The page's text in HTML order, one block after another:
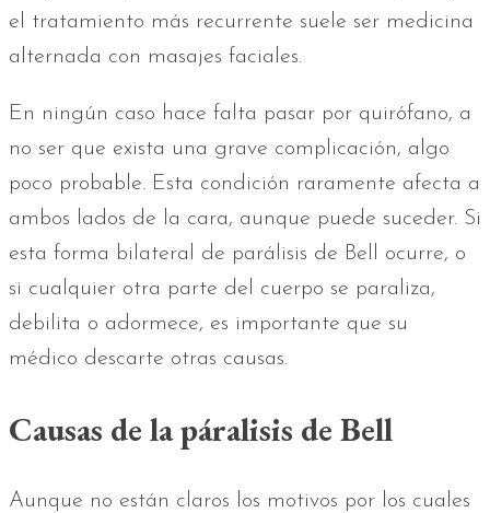
el tratamiento más recurrente suele ser medicina
alternada con masajes faciales.
En ningún caso hace falta pasar por quirófano, a
no ser que exista una grave complicación, algo
poco probable. Esta condición raramente afecta a
ambos lados de la cara, aunque puede suceder. Si
esta forma bilateral de parálisis de Bell ocurre, o
si cualquier otra parte del cuerpo se paraliza,
debilita o adormece, es importante que su
médico descarte otras causas.
Causas de la páralisis de Bell
Aunque no están claros los motivos por los cuales